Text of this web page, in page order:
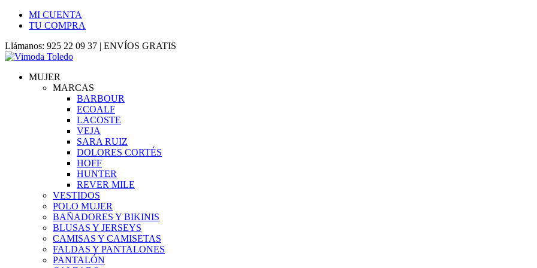
MI CUENTA
TU COMPRA
Llámanos: 925 22 09 37 | ENVÍOS GRATIS
MUJER
MARCAS
BARBOUR
ECOALF
LACOSTE
VEJA
SARA RUIZ
DOLORES CORTÉS
HOFF
HUNTER
REVER MILE
VESTIDOS
POLO MUJER
BAÑADORES Y BIKINIS
BLUSAS Y JERSEYS
CAMISAS Y CAMISETAS
FALDAS Y PANTALONES
PANTALÓN